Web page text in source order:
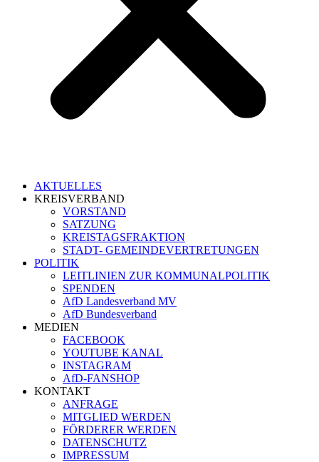
AKTUELLES
KREISVERBAND
VORSTAND
SATZUNG
KREISTAGSFRAKTION
STADT- GEMEINDEVERTRETUNGEN
POLITIK
LEITLINIEN ZUR KOMMUNALPOLITIK
SPENDEN
AfD Landesverband MV
AfD Bundesverband
MEDIEN
FACEBOOK
YOUTUBE KANAL
INSTAGRAM
AfD-FANSHOP
KONTAKT
ANFRAGE
MITGLIED WERDEN
FÖRDERER WERDEN
DATENSCHUTZ
IMPRESSUM